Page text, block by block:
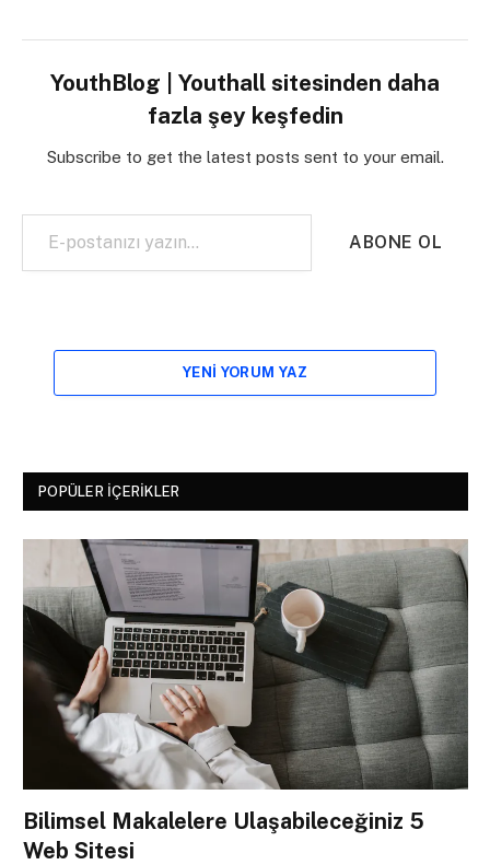
YouthBlog | Youthall sitesinden daha
fazla şey keşfedin
Subscribe to get the latest posts sent to your email.
E-postanızı yazın…
ABONE OL
YENI YORUM YAZ
POPÜLER İÇERIKLER
Bilimsel Makalelere Ulaşabileceğiniz 5
Web Sitesi